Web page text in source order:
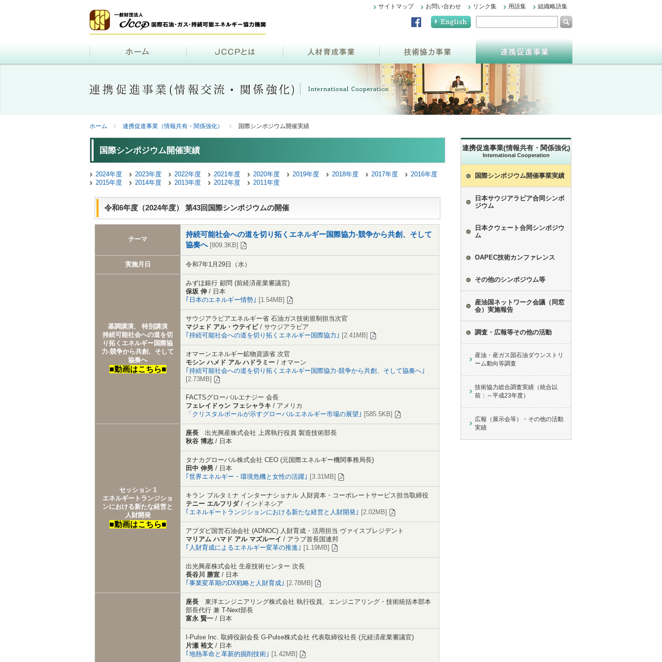
サイトマップ お問い合わせ リンク集 用語集 組織略語集
ホーム 連携促進事業（情報共有・関係強化） 国際シンポジウム開催実績
国際シンポジウム開催実績
2024年度 2023年度 2022年度 2021年度 2020年度 2019年度 2018年度 2017年度
2016年度
2015年度
2014年度 2013年度 2012年度 2011年度
令和6年度（2024年度） 第43回国際シンポジウムの開催
テーマ
持続可能社会への道を切り拓くエネルギー国際協力‐競争から共創、そして
協奏へ[809.3KB]
実施月日 令和7年1月29日（水）
基調講演、 特別講演
持続可能社会への道を切
り拓くエネルギー国際協
力‐競争から共創、そして
協奏へ
■動画はこちら■
みずほ銀行 顧問 (前経済産業審議官)
保坂 伸 / 日本
｢日本のエネルギー情勢｣ [1.54MB]
サウジアラビアエネルギー省 石油ガス技術規制担当次官
マジェド アル・ウテイビ/ サウジアラビア
｢持続可能社会への道を切り拓くエネルギー国際協力｣ [2.41MB]
オマーンエネルギー鉱物資源省 次官
モシン ハメド アル ハドラミー / オマーン
｢持続可能社会への道を切り拓くエネルギー国際協力‐競争から共創、そして協奏へ｣
[2.73MB]
FACTSグローバルエナジー 会長
フェレイドゥン フェシャラキ / アメリカ
「クリスタルボールが示すグローバルエネルギー市場の展望｣ [585.5KB]
セッション 1
エネルギートランジショ
ンにおける新たな経営と
人財開発
■動画はこちら■
座長 出光興産株式会社 上席執行役員 製造技術部長
秋谷 博志 / 日本
タナカグローバル株式会社 CEO (元国際エネルギー機関事務局長)
田中 伸男 / 日本
｢世界エネルギー・環境危機と女性の活躍｣ [3.31MB]
キラン プルタミナ インターナショナル 人財資本・コーポレートサービス担当取締役
テニー エルフリダ/ インドネシア
｢エネルギートランジションにおける新たな経営と人財開発｣ [2.02MB]
アブダビ国営石油会社 (ADNOC) 人財育成・活用担当 ヴァイスプレジデント
マリアム ハマド アル マズルーイ / アラブ首長国連邦
｢人財育成によるエネルギー変革の推進｣ [1.19MB]
出光興産株式会社 生産技術センター 次長
長谷川 勝宣 / 日本
｢事業変革期のDX戦略と人財育成｣ [2.78MB]
座長 東洋エンジニアリング株式会社 執行役員、エンジニアリング・技術統括本部本
部長代行 兼 T-Next部長
富永 賢一 / 日本
I-Pulse Inc. 取締役副会長 G-Pulse株式会社 代表取締役社長 (元経済産業審議官)
片瀬 裕文 / 日本
｢地熱革命と革新的掘削技術｣ [1.42MB]
連携促進事業(情報共有・関係強化)
International Cooperation
国際シンポジウム開催事業実績
日本サウジアラビア合同シンポ
ジウム
日本クウェート合同シンポジウ
ム
OAPEC技術カンファレンス
その他のシンポジウム等
産油国ネットワーク会議（同窓
会）実施報告
調査・広報等その他の活動
産油・産ガス国石油ダウンストリ
ーム動向等調査
技術協力総合調査実績（統合以
前：～平成23年度）
広報（展示会等）・その他の活動
実績